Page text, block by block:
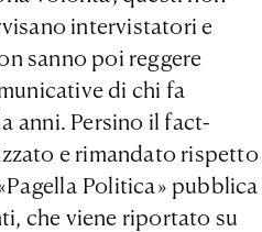
intervistatori e
sanno poi reggere
di chi fa
anni. Persino il fact-
e rimandato rispetto
Politica» pubblica
che viene riportato su